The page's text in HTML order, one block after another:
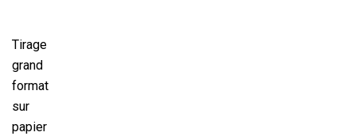
Tirage
grand
format
sur
papier